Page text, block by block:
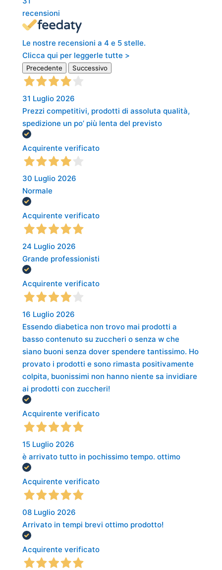
recensioni
Le nostre recensioni a 4 e 5 stelle.
Clicca qui per leggerle tutte >
Precedente Successivo
31 Luglio 2026
Prezzi competitivi, prodotti di assoluta qualità,
spedizione un po’ più lenta del previsto
Acquirente verificato
30 Luglio 2026
Normale
Acquirente verificato
24 Luglio 2026
Grande professionisti
Acquirente verificato
16 Luglio 2026
Essendo diabetica non trovo mai prodotti a
basso contenuto su zuccheri o senza w che
siano buoni senza dover spendere tantissimo. Ho
provato i prodotti e sono rimasta positivamente
colpita, buonissimi non hanno niente sa invidiare
ai prodotti con zuccheri!
Acquirente verificato
15 Luglio 2026
è arrivato tutto in pochissimo tempo. ottimo
Acquirente verificato
08 Luglio 2026
Arrivato in tempi brevi ottimo prodotto!
Acquirente verificato